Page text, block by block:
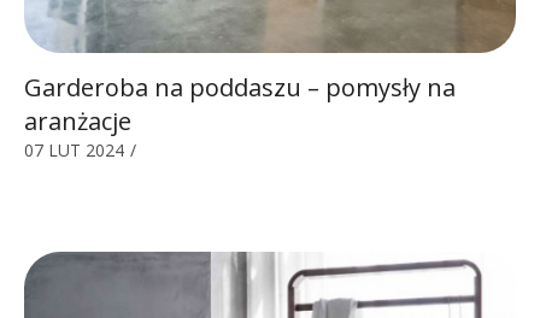
Garderoba na poddaszu – pomysły na
aranżacje
07 LUT 2024 /